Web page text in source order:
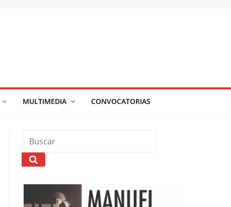
MULTIMEDIA CONVOCATORIAS